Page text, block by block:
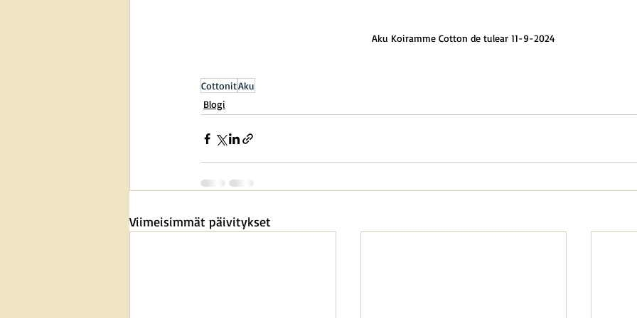
Aku Koiramme Cotton de tulear 11-9-2024
CottonitAku
Blogi
Viimeisimmät päivitykset